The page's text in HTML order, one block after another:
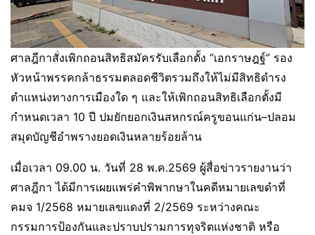
ศาลฎีกาสั่งเพิกถอนสิทธิสมัครรับเลือกตั้ง “เอกราษฎฐ์” รอง
หัวหน้าพรรคกล้าธรรมตลอดชีวิตรวมถึงให้ไม่มีสิทธิดำรง
ตำแหน่งทางการเมืองใด ๆ และให้เพิกถอนสิทธิเลือกตั้งมี
กำหนดเวลา 10 ปี ปมยักยอกเงินสหกรณ์ครูขอนแก่น–ปลอม
สมุดบัญชีอำพรางยอดเงินหลายร้อยล้าน
เมื่อเวลา 09.00 น. วันที่ 28 พ.ค.2569 ผู้สื่อข่าวรายงานว่า
ศาลฎีกา ได้มีการเผยแพร่คำพิพากษาในคดีหมายเลขดำที่
คมจ 1/2568 หมายเลขแดงที่ 2/2569 ระหว่างคณะ
กรรมการป้องกันและปราบปรามการทุจริตแห่งชาติ หรือ